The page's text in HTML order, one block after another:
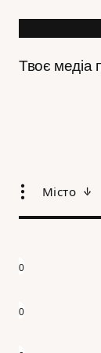
Твоє медіа
Місто
0
0